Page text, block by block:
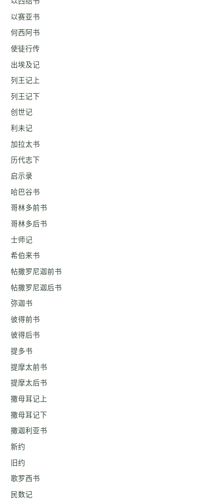
以赛亚书
何西阿书
使徒行传
出埃及记
列王记上
列王记下
创世记
利未记
加拉太书
历代志下
启示录
哈巴谷书
哥林多前书
哥林多后书
士师记
希伯来书
帖撒罗尼迦前书
帖撒罗尼迦后书
弥迦书
彼得前书
彼得后书
提多书
提摩太前书
提摩太后书
撒母耳记上
撒母耳记下
撒迦利亚书
新约
旧约
歌罗西书
民数记